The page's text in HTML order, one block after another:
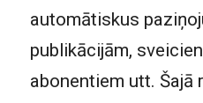
automātiskus
publikācijām,
abonentiem utt. Šajā